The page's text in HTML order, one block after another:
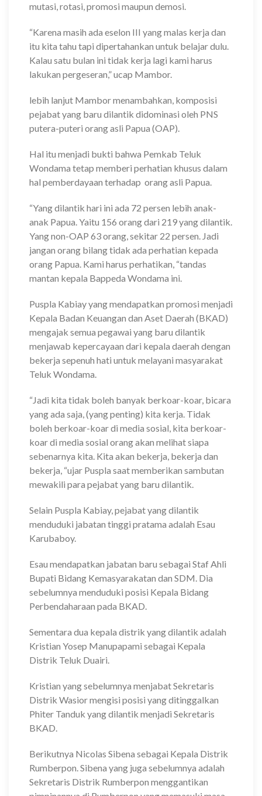
mutasi, rotasi, promosi maupun demosi.
“Karena masih ada eselon III yang malas kerja dan
itu kita tahu tapi dipertahankan untuk belajar dulu.
Kalau satu bulan ini tidak kerja lagi kami harus
lakukan pergeseran,” ucap Mambor.
lebih lanjut Mambor menambahkan, komposisi
pejabat yang baru dilantik didominasi oleh PNS
putera-puteri orang asli Papua (OAP).
Hal itu menjadi bukti bahwa Pemkab Teluk
Wondama tetap memberi perhatian khusus dalam
hal pemberdayaan terhadap orang asli Papua.
“Yang dilantik hari ini ada 72 persen lebih anak-
anak Papua. Yaitu 156 orang dari 219 yang dilantik.
Yang non-OAP 63 orang, sekitar 22 persen. Jadi
jangan orang bilang tidak ada perhatian kepada
orang Papua. Kami harus perhatikan, “tandas
mantan kepala Bappeda Wondama ini.
Puspla Kabiay yang mendapatkan promosi menjadi
Kepala Badan Keuangan dan Aset Daerah (BKAD)
mengajak semua pegawai yang baru dilantik
menjawab kepercayaan dari kepala daerah dengan
bekerja sepenuh hati untuk melayani masyarakat
Teluk Wondama.
“Jadi kita tidak boleh banyak berkoar-koar, bicara
yang ada saja, (yang penting) kita kerja. Tidak
boleh berkoar-koar di media sosial, kita berkoar-
koar di media sosial orang akan melihat siapa
sebenarnya kita. Kita akan bekerja, bekerja dan
bekerja, “ujar Puspla saat memberikan sambutan
mewakili para pejabat yang baru dilantik.
Selain Puspla Kabiay, pejabat yang dilantik
menduduki jabatan tinggi pratama adalah Esau
Karubaboy.
Esau mendapatkan jabatan baru sebagai Staf Ahli
Bupati Bidang Kemasyarakatan dan SDM. Dia
sebelumnya menduduki posisi Kepala Bidang
Perbendaharaan pada BKAD.
Sementara dua kepala distrik yang dilantik adalah
Kristian Yosep Manupapami sebagai Kepala
Distrik Teluk Duairi.
Kristian yang sebelumnya menjabat Sekretaris
Distrik Wasior mengisi posisi yang ditinggalkan
Phiter Tanduk yang dilantik menjadi Sekretaris
BKAD.
Berikutnya Nicolas Sibena sebagai Kepala Distrik
Rumberpon. Sibena yang juga sebelumnya adalah
Sekretaris Distrik Rumberpon menggantikan